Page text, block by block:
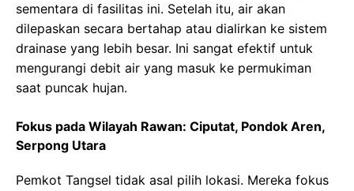
sementara di fasilitas ini. Setelah itu, air akan
dilepaskan secara bertahap atau dialirkan ke sistem
drainase yang lebih besar. Ini sangat efektif untuk
mengurangi debit air yang masuk ke permukiman
saat puncak hujan.
Fokus pada Wilayah Rawan: Ciputat, Pondok Aren,
Serpong Utara
Pemkot Tangsel tidak asal pilih lokasi. Mereka fokus